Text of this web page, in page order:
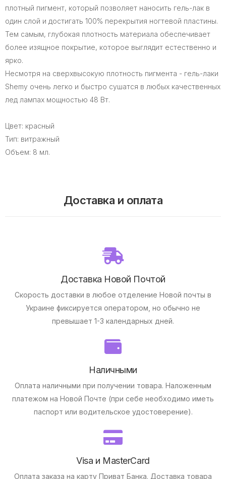
плотный пигмент, который позволяет наносить гель-лак в
один слой и достигать 100% перекрытия ногтевой пластины.
Тем самым, глубокая плотность материала обеспечивает
более изящное покрытие, которое выглядит естественно и
ярко.
Несмотря на сверхвысокую плотность пигмента - гель-лаки
Shemy очень легко и быстро сушатся в любых качественных
лед лампах мощностью 48 Вт.
Цвет: красный
Тип: витражный
Объем: 8 мл.
Доставка и оплата
Доставка Новой Почтой
Скорость доставки в любое отделение Новой почты в
Украине фиксируется оператором, но обычно не
превышает 1-3 календарных дней.
Наличными
Оплата наличными при получении товара. Наложенным
платежом на Новой Почте (при себе необходимо иметь
паспорт или водительское удостоверение).
Visa и MasterCard
Оплата заказа на карту Приват Банка. Доставка товара